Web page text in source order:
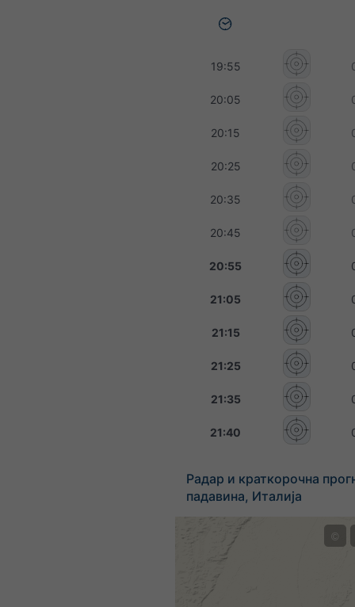
19:55
20:05
20:15
20:25
20:35
20:45
20:55
21:05
21:15
21:25
21:35
21:40
Радар и краткорочна
падавина, Италија
©